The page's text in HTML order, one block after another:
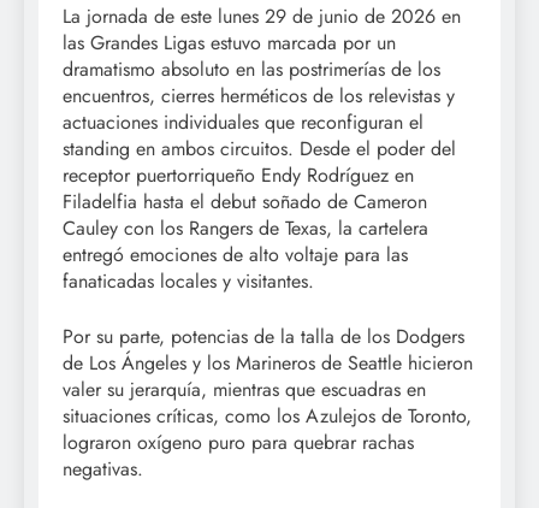
La jornada de este lunes 29 de junio de 2026 en
las Grandes Ligas estuvo marcada por un
dramatismo absoluto en las postrimerías de los
encuentros, cierres herméticos de los relevistas y
actuaciones individuales que reconfiguran el
standing en ambos circuitos. Desde el poder del
receptor puertorriqueño Endy Rodríguez en
Filadelfia hasta el debut soñado de Cameron
Cauley con los Rangers de Texas, la cartelera
entregó emociones de alto voltaje para las
fanaticadas locales y visitantes.
Por su parte, potencias de la talla de los Dodgers
de Los Ángeles y los Marineros de Seattle hicieron
valer su jerarquía, mientras que escuadras en
situaciones críticas, como los Azulejos de Toronto,
lograron oxígeno puro para quebrar rachas
negativas.